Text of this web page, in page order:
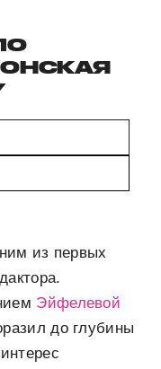
из первых
Эйфелевой
до глубины